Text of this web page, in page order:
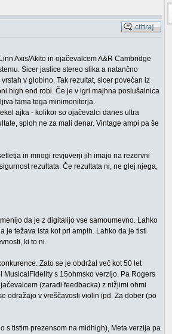
Axis/Akito in ojačevalcem A&R Cambridge
Sicer jaslice stereo slika a natančno
v globino. Tak rezultat, sicer povečan iz
high end robi. Če je v igri majhna poslušalnica
fama tega minimonitorja.
ajka - kolikor so ojačevalci danes ultra
sploh ne za mali denar. Vintage ampi pa še
in mnogi revjuverji jih imajo na rezervni
rezultata. Če rezultata ni, ne glej njega,
da je z digitalijo vse samoumevno. Lahko
je težava ista kot pri ampih. Lahko da je tisti
ki to ni.
Zato se je obdržal več kot 50 let
s 15ohmsko verzijo. Pa Rogers
(zaradi feedbacka) z nižjimi ohmi
odražajo v vreščavosti violin ipd. Za dober (po
s tistim prezensom na midhigh), Meta verzija pa